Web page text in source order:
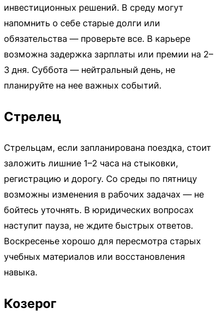
инвестиционных решений. В среду могут
напомнить о себе старые долги или
обязательства — проверьте все. В карьере
возможна задержка зарплаты или премии на 2–
3 дня. Суббота — нейтральный день, не
планируйте на нее важных событий.
Стрелец
Стрельцам, если запланирована поездка, стоит
заложить лишние 1–2 часа на стыковки,
регистрацию и дорогу. Со среды по пятницу
возможны изменения в рабочих задачах — не
бойтесь уточнять. В юридических вопросах
наступит пауза, не ждите быстрых ответов.
Воскресенье хорошо для пересмотра старых
учебных материалов или восстановления
навыка.
Козерог